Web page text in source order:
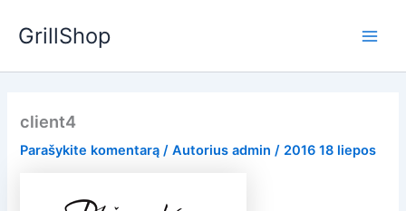
prieGrillShop
client4
Parašykite komentarą / Autorius admin/ 2016 18 liepos